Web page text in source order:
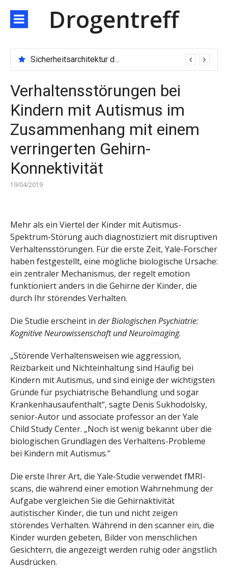
zum
Inhalt
Drogentreff
Sicherheitsarchitektur der nächsten Generation: JARXE kombiniert Multi-Wallet und MPC als Schutzschild für digitales Vertrauen
Verhaltensstörungen bei
Kindern mit Autismus im
Zusammenhang mit einem
verringerten Gehirn-
Konnektivität
19/04/2019
Mehr als ein Viertel der Kinder mit Autismus-
Spektrum-Störung auch diagnostiziert mit disruptiven
Verhaltensstörungen. Für die erste Zeit, Yale-Forscher
haben festgestellt, eine mögliche biologische Ursache:
ein zentraler Mechanismus, der regelt emotion
funktioniert anders in die Gehirne der Kinder, die
durch Ihr störendes Verhalten.
Die Studie erscheint in der Biologischen Psychiatrie:
Kognitive Neurowissenschaft und Neuroimaging.
„Störende Verhaltensweisen wie aggression,
Reizbarkeit und Nichteinhaltung sind Häufig bei
Kindern mit Autismus, und sind einige der wichtigsten
Gründe für psychiatrische Behandlung und sogar
Krankenhausaufenthalt“, sagte Denis Sukhodolsky,
senior-Autor und associate professor an der Yale
Child Study Center. „Noch ist wenig bekannt über die
biologischen Grundlagen des Verhaltens-Probleme
bei Kindern mit Autismus.“
Die erste Ihrer Art, die Yale-Studie verwendet fMRI-
scans, die während einer emotion Wahrnehmung der
Aufgabe vergleichen Sie die Gehirnaktivität
autistischer Kinder, die tun und nicht zeigen
störendes Verhalten. Während in den scanner ein, die
Kinder wurden gebeten, Bilder von menschlichen
Gesichtern, die angezeigt werden ruhig oder ängstlich
Ausdrücken.